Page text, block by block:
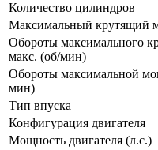
Количество цилиндров
Максимальный крутящий
Обороты максимального
макс. (об/мин)
Обороты максимальной
мин)
Тип впуска
Конфигурация двигателя
Мощность двигателя (л.с.)